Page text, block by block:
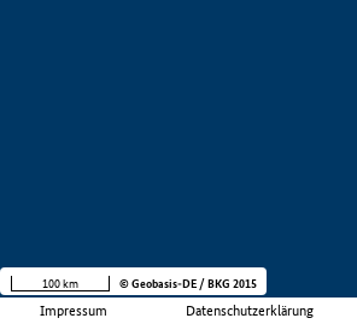
Impressum Datenschutzerklärung
100 km © Geobasis-DE / BKG 2015